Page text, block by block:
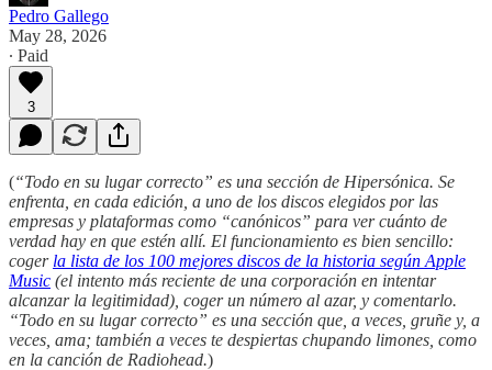
Pedro Gallego
May 28, 2026
∙ Paid
3
(“Todo en su lugar correcto” es una sección de Hipersónica. Se
enfrenta, en cada edición, a uno de los discos elegidos por las
empresas y plataformas como “canónicos” para ver cuánto de
verdad hay en que estén allí. El funcionamiento es bien sencillo:
coger la lista de los 100 mejores discos de la historia según Apple
Music (el intento más reciente de una corporación en intentar
alcanzar la legitimidad), coger un número al azar, y comentarlo.
“Todo en su lugar correcto” es una sección que, a veces, gruñe y, a
veces, ama; también a veces te despiertas chupando limones, como
en la canción de Radiohead.)